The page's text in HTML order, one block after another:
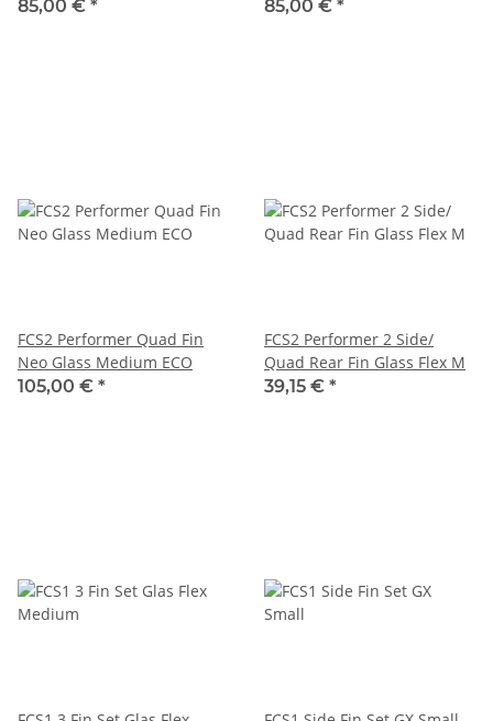
85,00 € *
85,00 € *
FCS2 Performer Quad Fin
Neo Glass Medium ECO
105,00 € *
FCS2 Performer 2 Side/
Quad Rear Fin Glass Flex M
39,15 € *